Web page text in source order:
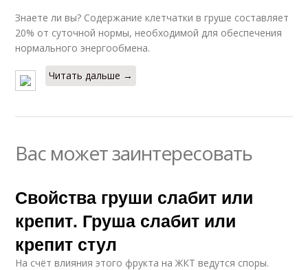
Знаете ли вы? Содержание клетчатки в груше составляет
20% от суточной нормы, необходимой для обеспечения
нормального энергообмена.
Читать дальше →
Вас может заинтересовать
Свойства груши слабит или
крепит. Груша слабит или
крепит стул
На счёт влияния этого фрукта на ЖКТ ведутся споры.